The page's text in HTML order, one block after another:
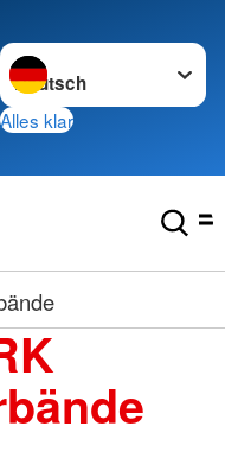
Sprache wechseln zu
Alles klar